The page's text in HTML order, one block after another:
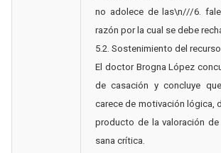
no adolece de las\n///6.
razón por la cual se debe
5.2. Sostenimiento del
El doctor Brogna López
de casación y concluye
carece de motivación lógica,
producto de la valoración
sana crítica.